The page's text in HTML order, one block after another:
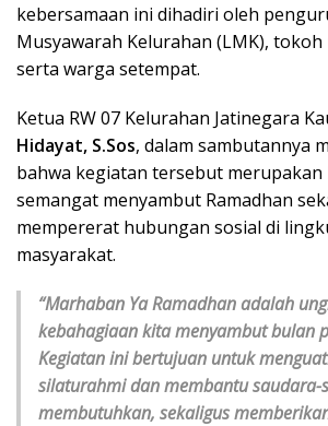
kebersamaan ini dihadiri oleh
Musyawarah Kelurahan (LMK), tokoh
serta warga setempat.
Ketua RW 07 Kelurahan Jatinegara
Hidayat, S.Sos, dalam sambutannya
bahwa kegiatan tersebut merupakan
semangat menyambut Ramadhan
mempererat hubungan sosial di
masyarakat.
“Marhaban Ya Ramadhan adalah
kebahagiaan kita menyambut bulan
Kegiatan ini bertujuan untuk
silaturahmi dan membantu saudara-
membutuhkan, sekaligus